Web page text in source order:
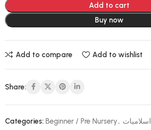
Add to cart
Buy now
Add to compare Add to wishlist
Share:
Categories: Beginner / Pre Nursery, اسلامیات